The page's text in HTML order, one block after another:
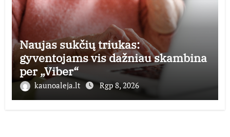
Naujas sukčių triukas:
gyventojams vis dažniau skambina
per „Viber“
kaunoaleja.lt Rgp 8, 2026